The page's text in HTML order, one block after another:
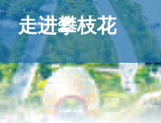
走进攀枝花